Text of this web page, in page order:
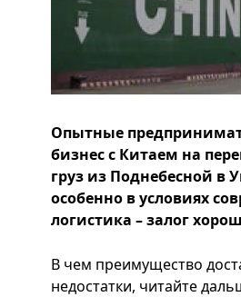
Опытные
бизнес с Китаем на
груз из Поднебесной в
особенно в условиях
логистика – залог
В чем преимущество
недостатки, читайте